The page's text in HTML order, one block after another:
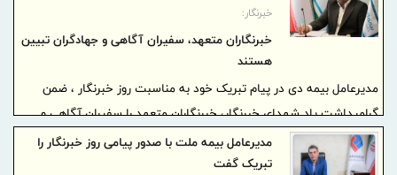
خبرنگار:
خبرنگاران متعهد، سفیران آگاهی و جهادگران تبیین
هستند
مدیرعامل بیمه دی در پیام تبریک خود به مناسبت روز خبرنگار ، ضمن
گرامیداشت یاد شهدای خبرنگار، خبرنگاران متعهد را سفیران آگاهی و
جهادگران تبیین در زمانه شبیخون و جنگ رسانه‌ای دانست و برای
خبرنگاران شرافتمند، متعهد و حرفه‌ای در دوران جنگ روایت‌ها موفقیت و
مدیرعامل بیمه ملت با صدور پیامی روز خبرنگار را
تبریک گفت